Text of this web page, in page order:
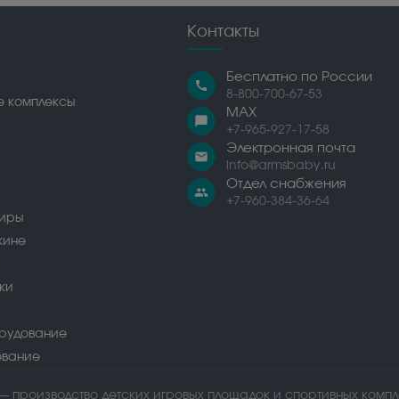
комплексы
Контакты
call
Бесплатно по России
8-800-700-67-53
chat_bubble
MAX
+7-965-927-17-58
email
Электронная почта
info@armsbaby.ru
people
Отдел снабжения
+7-960-384-36-64
производство детских игровых площадок и спортивных